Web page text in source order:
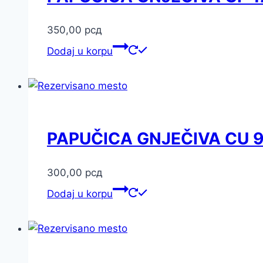
350,00 рсд
Dodaj u korpu
PAPUČICA GNJEČIVA CU
300,00 рсд
Dodaj u korpu